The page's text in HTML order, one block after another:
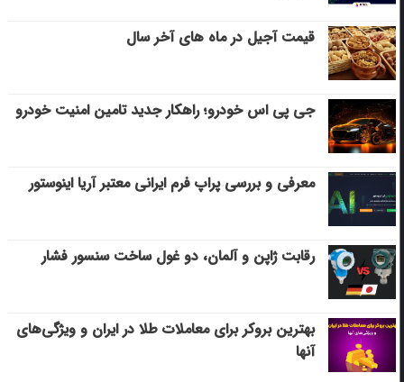
قیمت آجیل در ماه های آخر سال
جی پی اس خودرو؛ راهکار جدید تامین امنیت خودرو
معرفی و بررسی پراپ فرم ایرانی معتبر آریا اینوستور
رقابت ژاپن و آلمان، دو غول ساخت سنسور فشار
بهترین بروکر برای معاملات طلا در ایران و ویژگی‌های
آنها